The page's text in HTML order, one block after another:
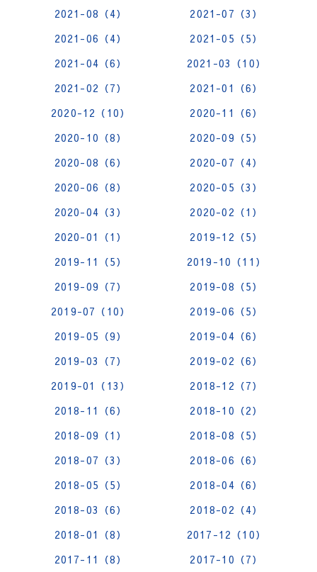
2021-08（4）
2021-07（3）
2021-06（4）
2021-05（5）
2021-04（6）
2021-03（10）
2021-02（7）
2021-01（6）
2020-12（10）
2020-11（6）
2020-10（8）
2020-09（5）
2020-08（6）
2020-07（4）
2020-06（8）
2020-05（3）
2020-04（3）
2020-02（1）
2020-01（1）
2019-12（5）
2019-11（5）
2019-10（11）
2019-09（7）
2019-08（5）
2019-07（10）
2019-06（5）
2019-05（9）
2019-04（6）
2019-03（7）
2019-02（6）
2019-01（13）
2018-12（7）
2018-11（6）
2018-10（2）
2018-09（1）
2018-08（5）
2018-07（3）
2018-06（6）
2018-05（5）
2018-04（6）
2018-03（6）
2018-02（4）
2018-01（8）
2017-12（10）
2017-11（8）
2017-10（7）